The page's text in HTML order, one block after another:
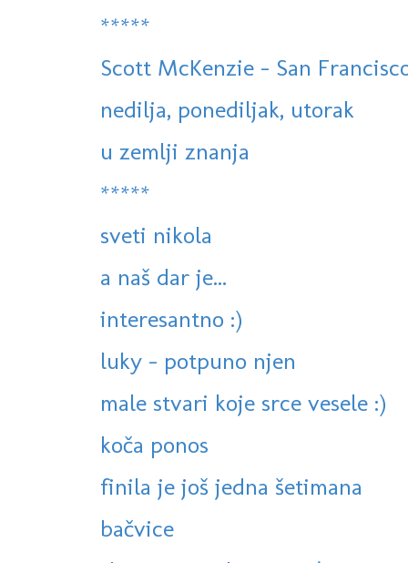
*****
Scott McKenzie - San
nedilja, ponediljak, utorak
u zemlji znanja
*****
sveti nikola
a naš dar je...
interesantno :)
luky - potpuno njen
male stvari koje srce vesele :)
koča ponos
finila je još jedna šetimana
bačvice